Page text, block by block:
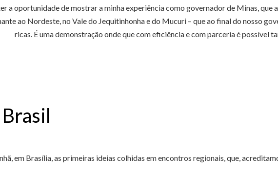
a oportunidade de mostrar a minha experiência como governador de Minas,
ao Nordeste, no Vale do Jequitinhonha e do Mucuri – que ao final do nosso
ricas. É uma demonstração onde que com eficiência e com parceria é possível
em Brasília, as primeiras ideias colhidas em encontros regionais, que,